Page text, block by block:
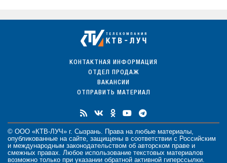
КОНТАКТНАЯ ИНФОРМАЦИЯ
ОТДЕЛ ПРОДАЖ
ВАКАНСИИ
ОТПРАВИТЬ МАТЕРИАЛ
© ООО «КТВ-ЛУЧ» г. Сызрань. Права на любые материалы,
опубликованные на сайте, защищены в соответствии с Российским
и международным законодательством об авторском праве и
смежных правах. Любое использование текстовых материалов
возможно только при указании обратной активной гиперссылки.